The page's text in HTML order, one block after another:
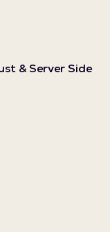
& Server Side